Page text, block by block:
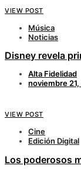
VIEW POST
Música
Noticias
Disney revela
Alta Fidelidad
noviembre
VIEW POST
Cine
Edición Digital
Los poderosos